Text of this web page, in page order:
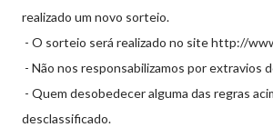
realizado um novo sorteio.
- O sorteio será realizado no site http://
- Não nos responsabilizamos por extravios
- Quem desobedecer alguma das regras
desclassificado.